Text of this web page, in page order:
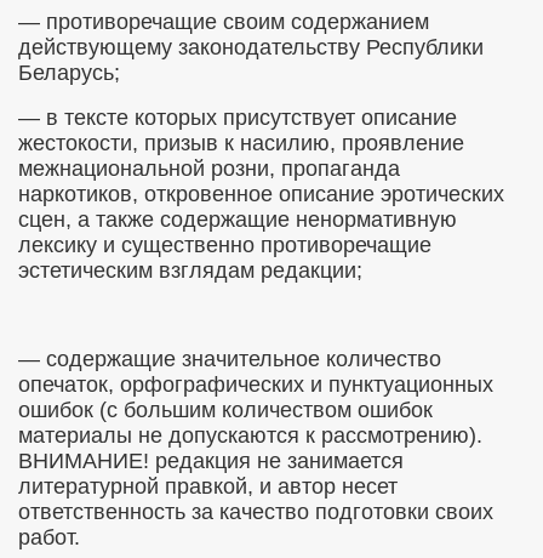
— противоречащие своим содержанием
действующему законодательству Республики
Беларусь;
— в тексте которых присутствует описание
жестокости, призыв к насилию, проявление
межнациональной розни, пропаганда
наркотиков, откровенное описание эротических
сцен, а также содержащие ненормативную
лексику и существенно противоречащие
эстетическим взглядам редакции;
— содержащие значительное количество
опечаток, орфографических и пунктуационных
ошибок (с большим количеством ошибок
материалы не допускаются к рассмотрению).
ВНИМАНИЕ! редакция не занимается
литературной правкой, и автор несет
ответственность за качество подготовки своих
работ.